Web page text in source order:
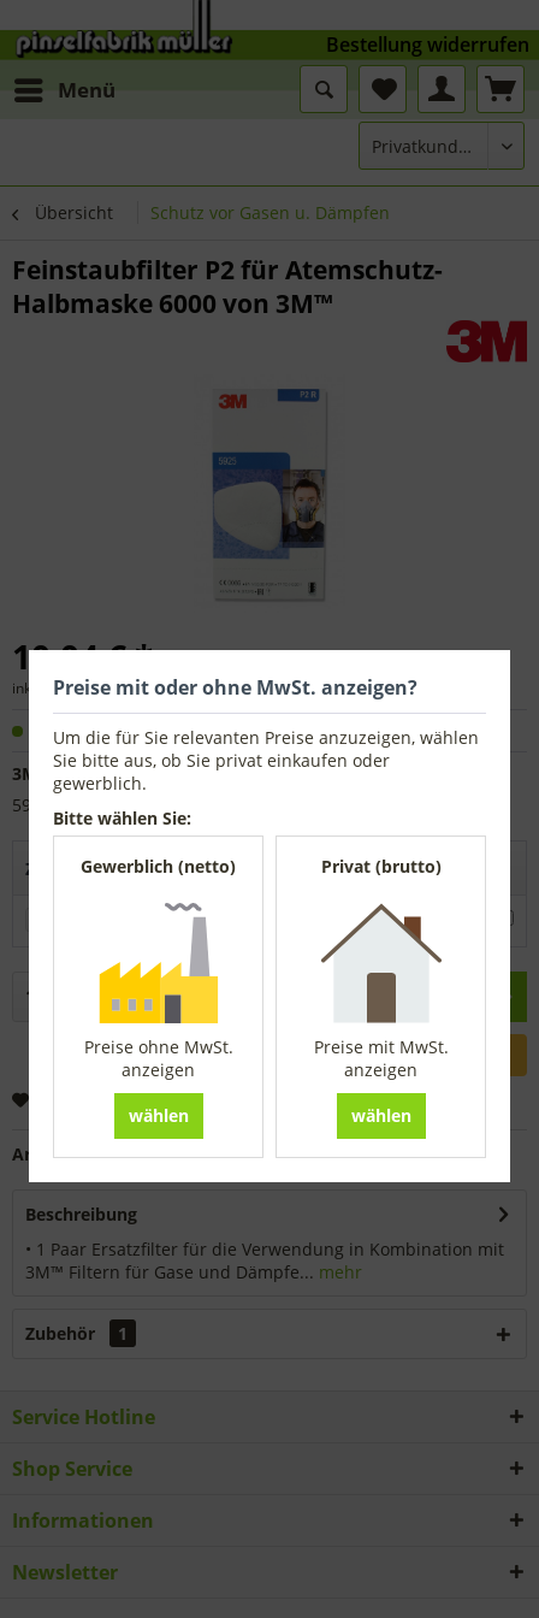
Menü
Übersicht Schutz vor Gasen u. Dämpfen
Feinstaubfilter P2 für Atemschutz-
Halbmaske 6000 von 3M™
10,04 € *
inkl. MwSt.zzgl. Versandkosten
Sofort versandfertig, Lieferzeit ca. 1-3 Werktage
3M™ Nummer:
5925
Zubehör direkt mitbestellen
37,12 € *
Artikel-Nr.: 9144750
Beschreibung
• 1 Paar Ersatzfilter für die Verwendung in Kombination mit
3M™ Filtern für Gase und Dämpfe... mehr
Zubehör 1
Service Hotline
Shop Service
Informationen
Newsletter
Bestellung widerrufen
Preise mit oder ohne MwSt. anzeigen?
Um die für Sie relevanten Preise anzuzeigen, wählen
Sie bitte aus, ob Sie privat einkaufen oder
gewerblich.
Bitte wählen Sie:
Gewerblich (netto)
Preise ohne MwSt.
anzeigen
wählen
Privat (brutto)
Preise mit MwSt.
anzeigen
wählen